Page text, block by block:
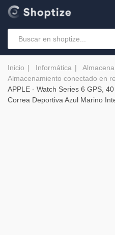
Inicio Informática
Almacenamiento conectado en
APPLE - Watch Series 6 GPS,
Correa Deportiva Azul Marino